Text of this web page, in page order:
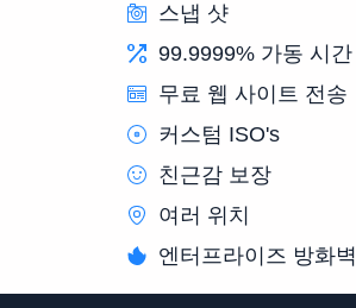
스냅 샷
99.9999% 가동 시간
무료 웹 사이트 전송
커스텀 ISO's
친근감 보장
여러 위치
엔터프라이즈 방화벽